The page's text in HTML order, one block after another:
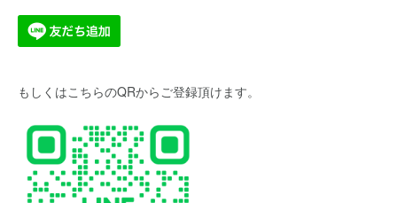
もしくはこちらのQRからご登録頂けます。